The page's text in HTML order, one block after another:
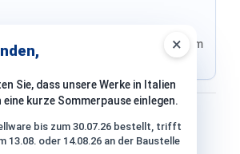
×
Sie, dass unsere Werke in Italien
eine kurze Sommerpause einlegen.
bis zum 30.07.26 bestellt, trifft
13.08. oder 14.08.26 an der Baustelle
Versand wird im finalen Schritt im
Shop ausgewählt